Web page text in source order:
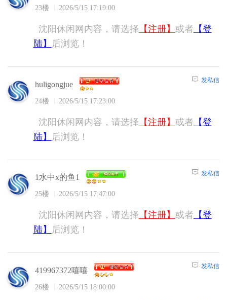
23楼 2026/5/15 17:19:00
沈阳休闲网内容，请选择 【注册】 或者 【登
陆】
后浏览！
huligongjue
24楼 2026/5/15 17:23:00
发私信
沈阳休闲网内容，请选择 【注册】 或者 【登
陆】
后浏览！
1水中x的鱼1
25楼 2026/5/15 17:47:00
发私信
沈阳休闲网内容，请选择 【注册】 或者 【登
陆】
后浏览！
419967372嘻嘻
26楼 2026/5/15 18:00:00
发私信